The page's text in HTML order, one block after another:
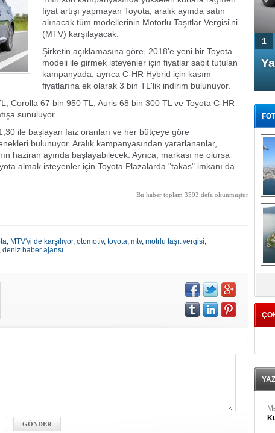
fiyat artışı yapmayan Toyota, aralık ayında satın
alınacak tüm modellerinin Motorlu Taşıtlar Vergisi'ni
(MTV) karşılayacak.
Şirketin açıklamasına göre, 2018'e yeni bir Toyota
modeli ile girmek isteyenler için fiyatlar sabit tutulan
kampanyada, ayrıca C-HR Hybrid için kasım
fiyatlarına ek olarak 3 bin TL'lik indirim bulunuyor.
Corolla 67 bin 950 TL, Auris 68 bin 300 TL ve Toyota C-HR
sunuluyor.
ile başlayan faiz oranları ve her bütçeye göre
bulunuyor. Aralık kampanyasından yararlananlar,
haziran ayında başlayabilecek. Ayrıca, markası ne olursa
almak isteyenler için Toyota Plazalarda "takas" imkanı da
Bu haber toplam 3593 defa okunmuştur
, MTV'yi de karşılıyor, otomotiv, toyota, mtv, motrlu taşıt vergisi,
deniz haber ajansı
4 Kapılı AMG GT Coupe
Türkiye'de satışa çıktı
1